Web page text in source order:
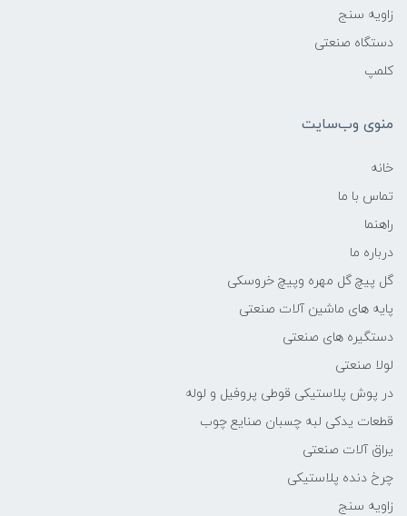
زاویه سنج
دستگاه صنعتی
کلمپ
منوی وب‌سایت
خانه
تماس با ما
راهنما
درباره ما
گل پیچ گل مهره وپیچ خروسکی
پایه های ماشین آلات صنعتی
دستگیره های صنعتی
لولا صنعتی
در پوش پلاستیکی قوطی پروفیل و لوله
قطعات یدکی لبه چسبان صنایع چوب
یراق آلات صنعتی
چرخ دنده پلاستیکی
زاویه سنج